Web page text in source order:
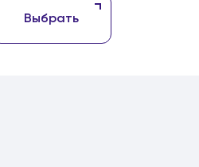
Выбрать